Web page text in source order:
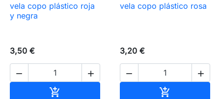
vela copo plástico roja
y negra
3,50 €
 

vela copo plástico rosa
3,20 €
 
